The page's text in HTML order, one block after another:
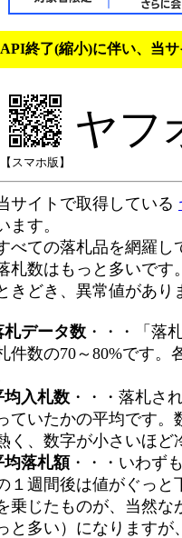
終了(縮小)に伴い、当
【スマホ版】
ヤフ
サイトで取得している
ます。
べての落札品を網羅
札数はもっと多いです
きどき、異常値があ
札データ数 ・・・「落
件数の70～80%です。
均入札数 ・・・落札さ
ていたかの平均です
く、数字が小さいほど
均落札額 ・・・いわず
１週間後は値がぐっと
乗じたものが、当然な
と多い）になります